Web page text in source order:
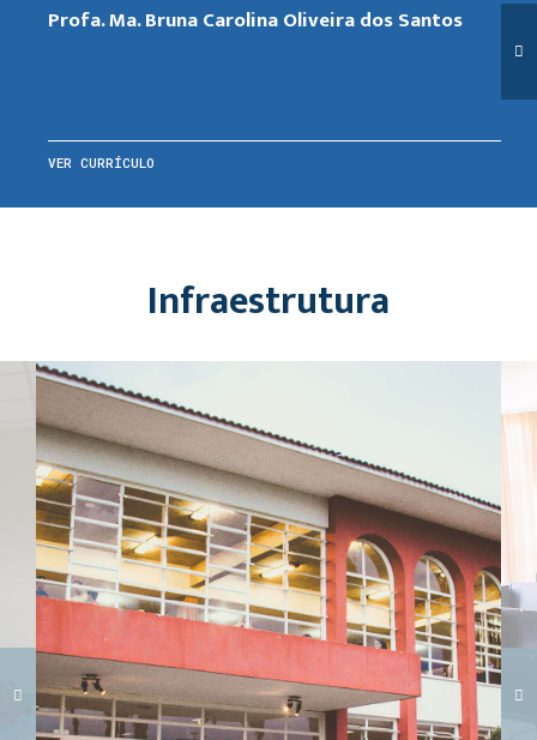
Profa. Ma. Bruna Carolina Oliveira dos Santos
VER CURRÍCULO
Infraestrutura
Carregando galeria...